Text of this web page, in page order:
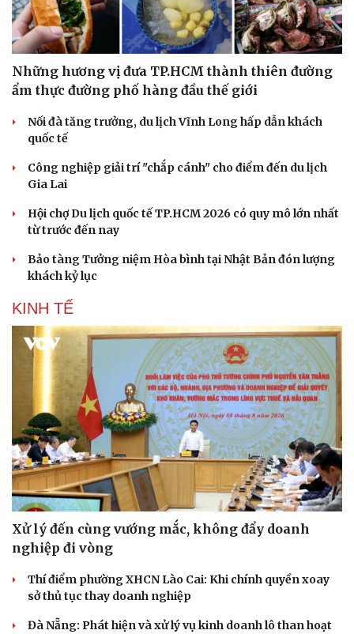
Văn hóa
Sân khấu - Điện ảnh
Âm nhạc
Di sản
Giải trí
Sao Việt
Những hương vị đưa TP.HCM thành thiên đường
ẩm thực đường phố hàng đầu thế giới
Nối đà tăng trưởng, du lịch Vĩnh Long hấp dẫn khách
quốc tế
Công nghiệp giải trí "chắp cánh" cho điểm đến du lịch
Gia Lai
Hội chợ Du lịch quốc tế TP.HCM 2026 có quy mô lớn nhất
từ trước đến nay
Bảo tàng Tưởng niệm Hòa bình tại Nhật Bản đón lượng
khách kỷ lục
KINH TẾ
Xử lý đến cùng vướng mắc, không đẩy doanh
nghiệp đi vòng
Thí điểm phường XHCN Lào Cai: Khi chính quyền xoay
sở thủ tục thay doanh nghiệp
Đà Nẵng: Phát hiện và xử lý vụ kinh doanh lô than hoạt